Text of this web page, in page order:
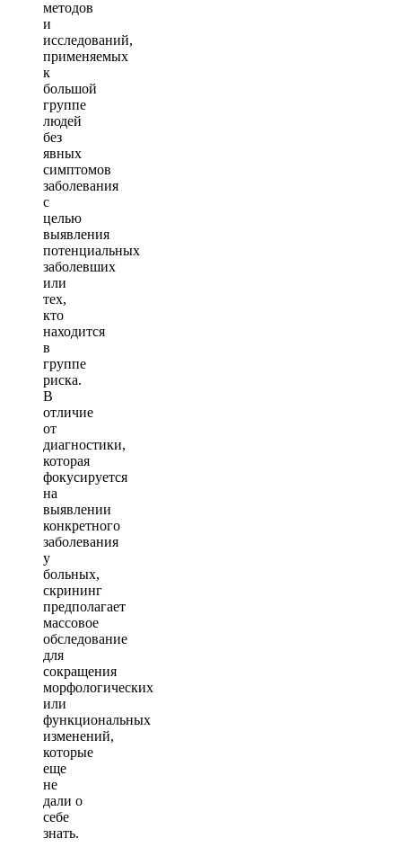
методов
и
исследований,
применяемых
к
большой
группе
людей
без
явных
симптомов
заболевания
с
целью
выявления
потенциальных
заболевших
или
тех,
кто
находится
в
группе
риска.
В
отличие
от
диагностики,
которая
фокусируется
на
выявлении
конкретного
заболевания
у
больных,
скрининг
предполагает
массовое
обследование
для
сокращения
морфологических
или
функциональных
изменений,
которые
еще
не
дали о
себе
знать.